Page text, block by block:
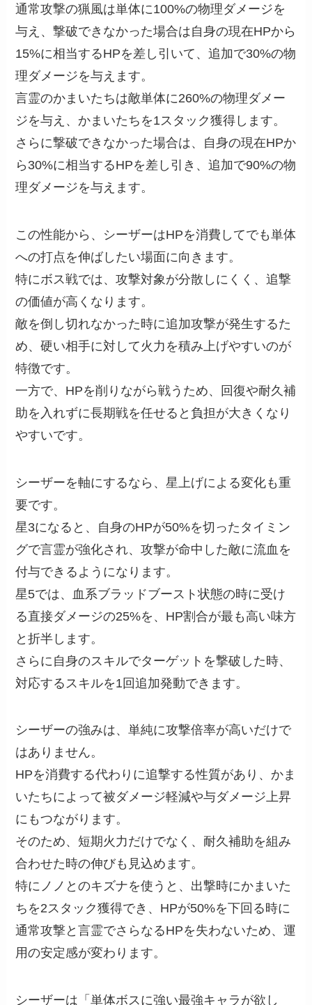
通常攻撃の猟風は単体に100%の物理ダメージを
与え、撃破できなかった場合は自身の現在HPから
15%に相当するHPを差し引いて、追加で30%の物
理ダメージを与えます。
言霊のかまいたちは敵単体に260%の物理ダメー
ジを与え、かまいたちを1スタック獲得します。
さらに撃破できなかった場合は、自身の現在HPか
ら30%に相当するHPを差し引き、追加で90%の物
理ダメージを与えます。
この性能から、シーザーはHPを消費してでも単体
への打点を伸ばしたい場面に向きます。
特にボス戦では、攻撃対象が分散しにくく、追撃
の価値が高くなります。
敵を倒し切れなかった時に追加攻撃が発生するた
め、硬い相手に対して火力を積み上げやすいのが
特徴です。
一方で、HPを削りながら戦うため、回復や耐久補
助を入れずに長期戦を任せると負担が大きくなり
やすいです。
シーザーを軸にするなら、星上げによる変化も重
要です。
星3になると、自身のHPが50%を切ったタイミン
グで言霊が強化され、攻撃が命中した敵に流血を
付与できるようになります。
星5では、血系ブラッドブースト状態の時に受け
る直接ダメージの25%を、HP割合が最も高い味方
と折半します。
さらに自身のスキルでターゲットを撃破した時、
対応するスキルを1回追加発動できます。
シーザーの強みは、単純に攻撃倍率が高いだけで
はありません。
HPを消費する代わりに追撃する性質があり、かま
いたちによって被ダメージ軽減や与ダメージ上昇
にもつながります。
そのため、短期火力だけでなく、耐久補助を組み
合わせた時の伸びも見込めます。
特にノノとのキズナを使うと、出撃時にかまいた
ちを2スタック獲得でき、HPが50%を下回る時に
通常攻撃と言霊でさらなるHPを失わないため、運
用の安定感が変わります。
シーザーは「単体ボスに強い最強キャラが欲し